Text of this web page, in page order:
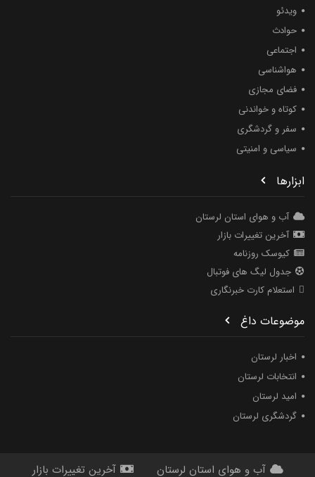
ویدئو
حوادث
اجتماعی
هواشناسی
فضای مجازی
کوتاه و خواندنی
سفر و گردشگری
سیاسی و امنیتی
ابزارها
آب و هوای استان لرستان
آخرین تغییرات بازار
کیوسک روزنامه
جدول لیگ های فوتبال
استعلام کارت خبرنگاری
موضوعات داغ
اخبار لرستان
انتخابات لرستان
امید لرستان
گردشگری لرستان
آب و هوای استان لرستان آخرین تغییرات بازار